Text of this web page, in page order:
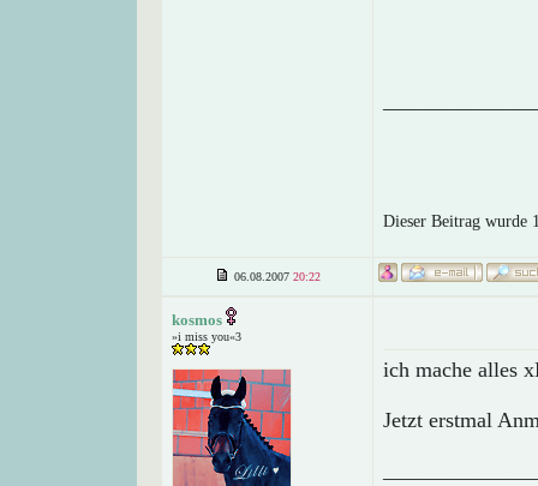
Dieser Beitrag wurde
06.08.2007 20:22
kosmos
»i miss you«3
ich mache alles
Jetzt erstmal